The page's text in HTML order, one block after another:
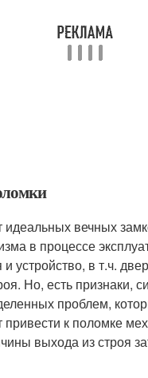
идеальных вечных
в процессе
устройство, в т.ч.
Но, есть признаки,
проблем,
привести к поломке
выхода из строя